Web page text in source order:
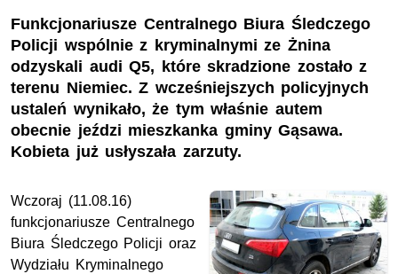
Funkcjonariusze Centralnego Biura Śledczego
Policji wspólnie z kryminalnymi ze Żnina
odzyskali audi Q5, które skradzione zostało z
terenu Niemiec. Z wcześniejszych policyjnych
ustaleń wynikało, że tym właśnie autem
obecnie jeździ mieszkanka gminy Gąsawa.
Kobieta już usłyszała zarzuty.
Wczoraj (11.08.16)
funkcjonariusze Centralnego
Biura Śledczego Policji oraz
Wydziału Kryminalnego